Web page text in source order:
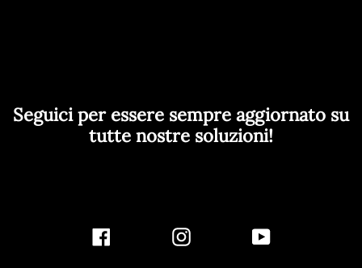
Seguici per essere sempre aggiornato su
tutte nostre soluzioni!